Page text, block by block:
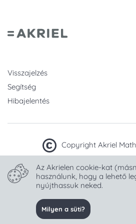
Visszajelzés
Segítség
Hibajelentés
Copyright Akriel
Készült sok -tel
Nyelv választása:
Az Akrielen cookie-kat
használunk, hogy a lehető
nyújthassuk neked.
Milyen a süti?